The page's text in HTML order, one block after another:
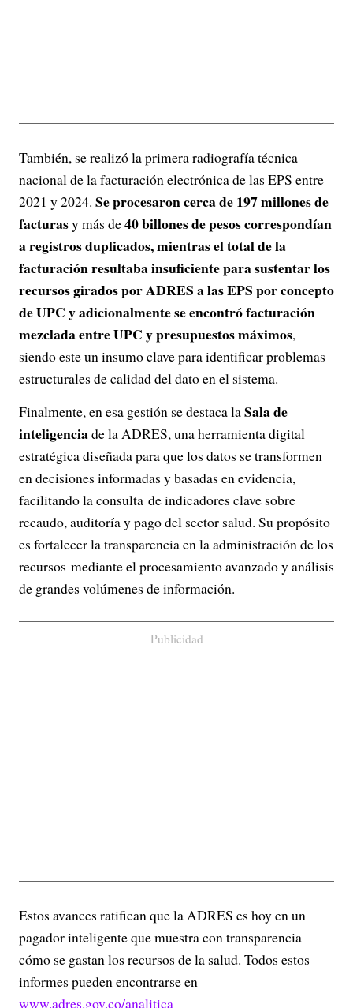
También, se realizó la primera radiografía técnica
nacional de la facturación electrónica de las EPS entre
2021 y 2024. Se procesaron cerca de 197 millones de
facturasy más de40 billones de pesos correspondían
a registros duplicados, mientras el total de la
facturación resultaba insuficiente para sustentar los
recursos girados por ADRES a las EPS por concepto
de UPC y adicionalmente se encontró facturación
mezclada entre UPC y presupuestos máximos,
siendo este un insumo clave para identificar problemas
estructurales de calidad del dato en el sistema.
Finalmente, en esa gestión se destaca laSala de
inteligenciade la ADRES, una herramienta digital
estratégica diseñada para que los datos se transformen
en decisiones informadas y basadas en evidencia,
facilitando la consulta de indicadores clave sobre
recaudo, auditoría y pago del sector salud. Su propósito
es fortalecer la transparencia en la administración de los
recursos mediante el procesamiento avanzado y análisis
de grandes volúmenes de información.
Publicidad
Estos avances ratifican que la ADRES es hoy en un
pagador inteligente que muestra con transparencia
cómo se gastan los recursos de la salud. Todos estos
informes pueden encontrarse en
www.adres.gov.co/analitica